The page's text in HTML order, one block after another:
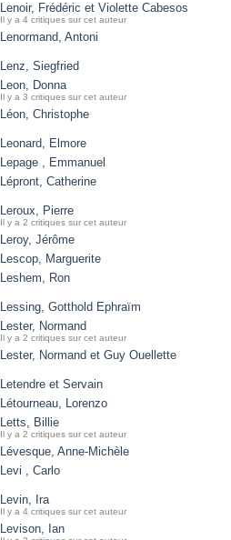
Lenoir, Frédéric et Violette Cabesos
Il y a 4 critiques sur cet auteur
Lenormand, Antoni
Lenz, Siegfried
Leon, Donna
Il y a 3 critiques sur cet auteur
Léon, Christophe
Leonard, Elmore
Lepage , Emmanuel
Lépront, Catherine
Leroux, Pierre
Il y a 2 critiques sur cet auteur
Leroy, Jérôme
Lescop, Marguerite
Leshem, Ron
Lessing, Gotthold Ephraïm
Lester, Normand
Il y a 2 critiques sur cet auteur
Lester, Normand et Guy Ouellette
Letendre et Servain
Létourneau, Lorenzo
Letts, Billie
Il y a 2 critiques sur cet auteur
Lévesque, Anne-Michèle
Levi , Carlo
Levin, Ira
Il y a 4 critiques sur cet auteur
Levison, Ian